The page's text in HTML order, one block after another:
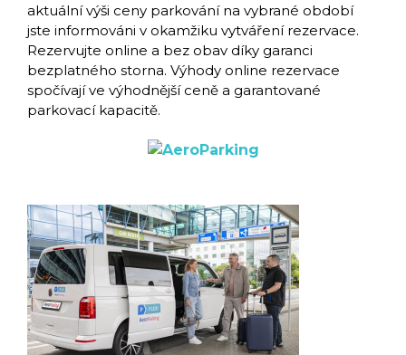
aktuální výši ceny parkování na vybrané období
jste informováni v okamžiku vytváření rezervace.
Rezervujte online a bez obav díky garanci
bezplatného storna. Výhody online rezervace
spočívají ve výhodnější ceně a garantované
parkovací kapacitě.